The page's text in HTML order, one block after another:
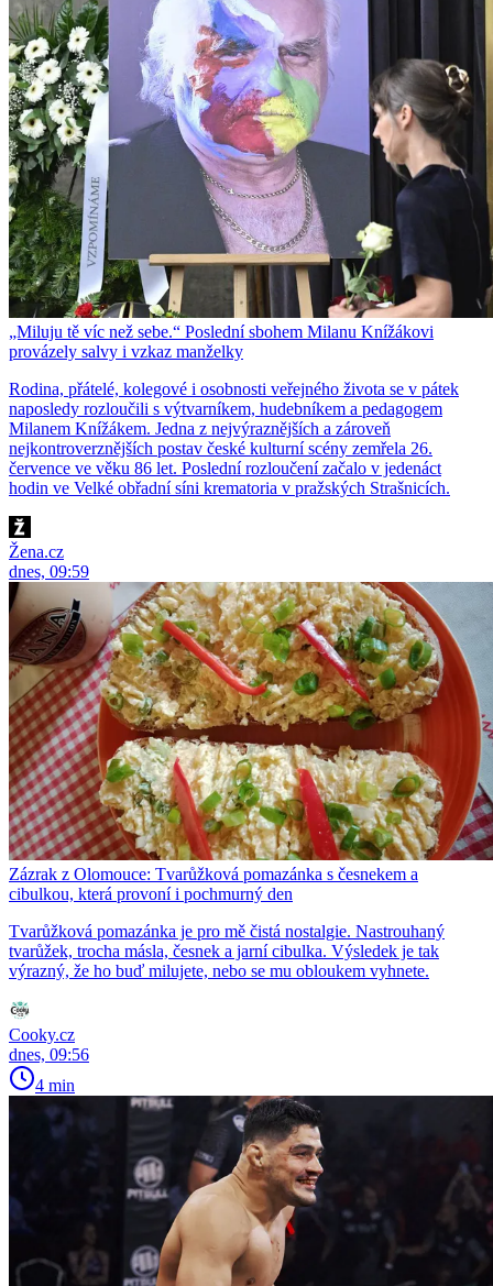
„Miluju tě víc než sebe.“ Poslední sbohem Milanu Knížákovi
provázely salvy i vzkaz manželky
Rodina, přátelé, kolegové i osobnosti veřejného života se v pátek
naposledy rozloučili s výtvarníkem, hudebníkem a pedagogem
Milanem Knížákem. Jedna z nejvýraznějších a zároveň
nejkontroverznějších postav české kulturní scény zemřela 26.
července ve věku 86 let. Poslední rozloučení začalo v jedenáct
hodin ve Velké obřadní síni krematoria v pražských Strašnicích.
Žena.cz
dnes, 09:59
Zázrak z Olomouce: Tvarůžková pomazánka s česnekem a
cibulkou, která provoní i pochmurný den
Tvarůžková pomazánka je pro mě čistá nostalgie. Nastrouhaný
tvarůžek, trocha másla, česnek a jarní cibulka. Výsledek je tak
výrazný, že ho buď milujete, nebo se mu obloukem vyhnete.
Cooky.cz
dnes, 09:56
4 min